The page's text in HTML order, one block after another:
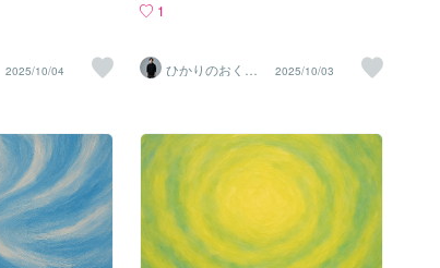
にはこの世界は
なひかり優しい
てこれから先も
かな光が静かに
光は今日もあな
2025/10/04
ていただけますようにわたしは 愛を
れたとたん指の隙間からこぼれ落ちてい
くわたしは 愛を求め砂漠をゆく旅人オ
愛の中にいた今までもそしてこれから先
もずっと〜コトノハのしずく〜いつもあ
りがとうございます🌱《光は今日もあな
たと共にあります。》
1
ひかりのおくり
て〜SinMa〜
2025/10/03